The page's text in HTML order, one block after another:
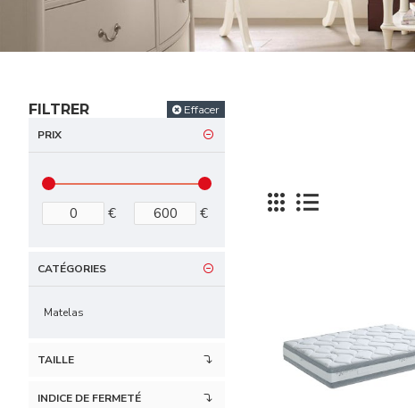
FILTRER Effacer
PRIX
€ €
INDICE DE FERMETÉ
TAILLE
CATÉGORIES
Matelas
Nous proposons